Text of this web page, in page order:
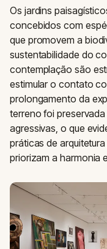
Os jardins
concebidos com
que promovem a
sustentabilidade do
contemplação são
estimular o contato
prolongamento da
terreno foi
agressivas, o que
práticas de
priorizam a harmonia